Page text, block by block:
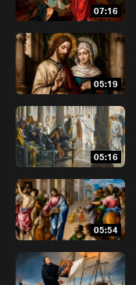
07:16
05:19
05:16
05:54